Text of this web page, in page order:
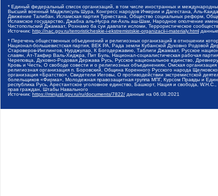
* Единый федеральный список организаций, в том числе иностранных и
Высший военный Маджлисуль Шура, Конгресс народов Ичкерии и Дагестана, Аль-
Движение Талибан, Исламская партия Туркестана, Общество социальных реформ,
Исламское государство, Джабха аль-Нусра ли-Ахль аш-Шам, Народное ополчение
Чистопольский Джамаат, Рохнамо ба суи давлати исломи, Террористическое
Источник: http://nac.gov.ru/terroristicheskie-i-ekstremistskie-organizacii-i-materialy.html
* Перечень общественных объединений и религиозных организаций в отношении
Национал-большевистская партия, ВЕК РА, Рада земли Кубанской Духовно Родовой
Староверов-Инглингов, Нурджулар, К Богодержавию, Таблиги Джамаат, Русское
славян, Ат-Такфир Валь-Хиджра, Пит Буль, Национал-социалистическая рабочая
Череповца, Духовно-Родовая Держава Русь, Русское национальное единство,
Кровь и Честь, О свободе совести и о религиозных объединениях, Омская
религиозная организация п. Боровский, Община Коренного Русского народа
организация «Братство», Свидетели Иеговы, О противодействии экстремистской
болельщиков «Фирма», Молодежная правозащитная группа МПГ, Курсом Правды и
республика Русь, Арестантское уголовное единство, Башкорт, Нация и свобода,
прав граждан, Штабы Навального
Источник: https://minjust.gov.ru/ru/documents/7822/ данные на 06.08.2021